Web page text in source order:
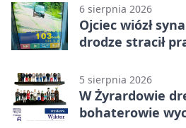
6 sierpnia 2026
Ojciec wiózł
drodze stracił
5 sierpnia 2026
W Żyrardowie
bohaterowie